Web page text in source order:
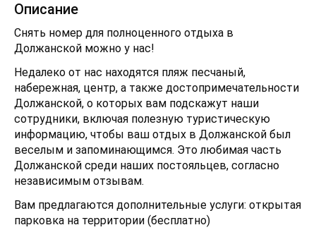
Описание
Снять номер для полноценного отдыха в
Должанской можно у нас!
Недалеко от нас находятся пляж песчаный,
набережная, центр, а также достопримечательности
Должанской, о которых вам подскажут наши
сотрудники, включая полезную туристическую
информацию, чтобы ваш отдых в Должанской был
веселым и запоминающимся. Это любимая часть
Должанской среди наших постояльцев, согласно
независимым отзывам.
Вам предлагаются дополнительные услуги: открытая
парковка на территории (бесплатно)